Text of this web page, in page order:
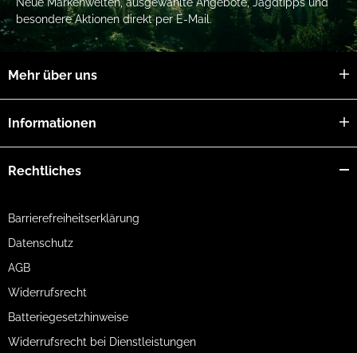
besondere Aktionen direkt per E-Mail.
Mehr über uns
Informationen
Rechtliches
Barrierefreiheitserklärung
Datenschutz
AGB
Widerrufsrecht
Batteriegesetzhinweise
Widerrufsrecht bei Dienstleistungen